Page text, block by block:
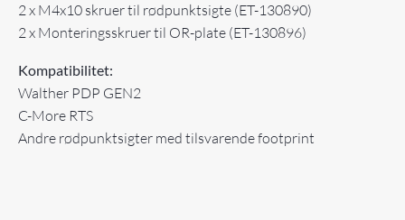
2 x M4x10 skruer til rødpunktsigte (ET-130890)
2 x Monteringsskruer til OR-plate (ET-130896)
Kompatibilitet:
Walther PDP GEN2
C-More RTS
Andre rødpunktsigter med tilsvarende footprint